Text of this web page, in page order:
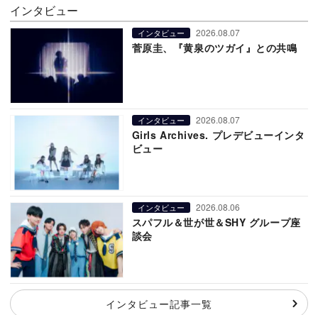
インタビュー
インタビュー 2026.08.07
菅原圭、『黄泉のツガイ』との共鳴
インタビュー 2026.08.07
Girls Archives. プレデビューインタ
ビュー
インタビュー 2026.08.06
スパフル＆世が世＆SHY グループ座
談会
インタビュー記事一覧